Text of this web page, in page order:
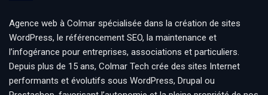
Agence web à Colmar spécialisée dans la création de sites
WordPress, le référencement SEO, la maintenance et
l’infogérance pour entreprises, associations et particuliers.
Depuis plus de 15 ans, Colmar Tech crée des sites Internet
performants et évolutifs sous WordPress, Drupal ou